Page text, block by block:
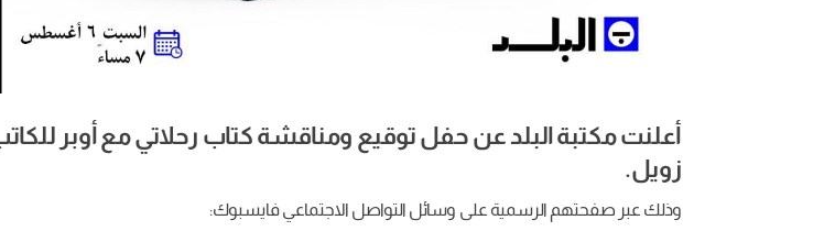
أعلنت مكتبة البلد عن حفل توقيع ومناقشة كتاب رحلاتي مع أوبر
زويل.
وذلك عبر صفحتهم الرسمية على وسائل التواصل الاجتماعي فايسبوك: